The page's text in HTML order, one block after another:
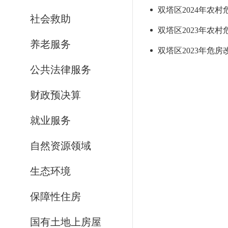
社会救助
养老服务
公共法律服务
财政预决算
就业服务
自然资源领域
生态环境
保障性住房
国有土地上房屋
双塔区2024年农村
双塔区2023年农村
双塔区2023年危房